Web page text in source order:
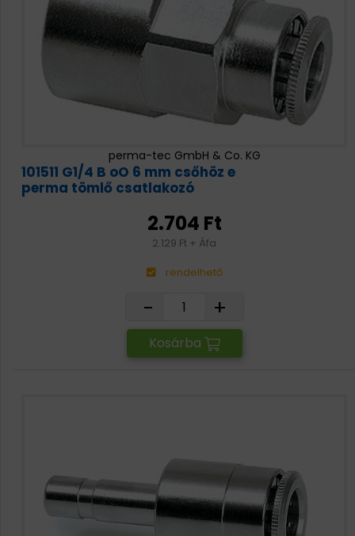
perma-tec GmbH & Co. KG
101511 G1/4 B oO 6 mm csőhöz e
perma tömlő csatlakozó
2.704 Ft
2.129 Ft + Áfa
rendelhető
- +
Kosárba